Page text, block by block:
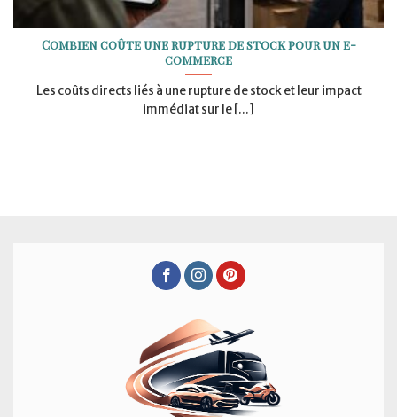
Combien coûte une rupture de stock pour un e-
commerce
Les coûts directs liés à une rupture de stock et leur impact
immédiat sur le [...]